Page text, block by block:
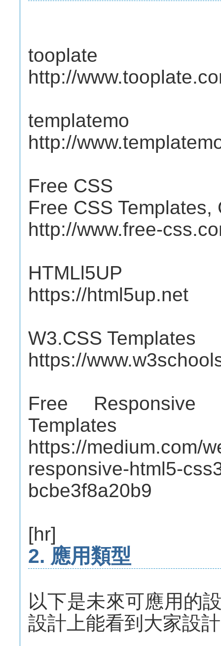
tooplate
http://
templatemo
http://
Free CSS
Free CSS
http://www.free-
HTMLl5UP
https://html5up.net
W3.CSS Templates
https://
Free Responsive
Templates
https://medium.com/
responsive-html5-
bcbe3f8a20b9
[hr]
2. 應用類型
以下是未來可應用的
設計上能看到大家設